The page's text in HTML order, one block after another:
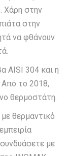
Χάρη στην
στην
να φθάνουν
AISI 304 και η
Από το 2018,
θερμοστάτη.
θερμαντικό
με